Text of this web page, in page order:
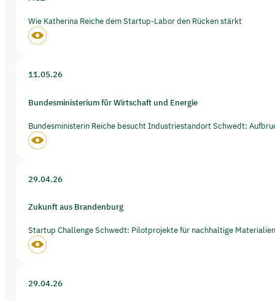
Wie Katherina Reiche dem Startup-Labor den Rücken stärkt
11.05.26
Bundesministerium für Wirtschaft und Energie
Bundesministerin Reiche besucht Industriestandort Schwedt:
29.04.26
Zukunft aus Brandenburg
Startup Challenge Schwedt: Pilotprojekte für nachhaltige
29.04.26